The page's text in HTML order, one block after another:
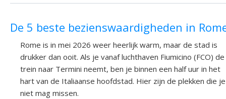
De 5 beste bezienswaardigheden in
Rome is in mei 2026 weer heerlijk warm, maar de stad is
drukker dan ooit. Als je vanaf luchthaven Fiumicino (FCO) de
trein naar Termini neemt, ben je binnen een half uur in het
hart van de Italiaanse hoofdstad. Hier zijn de plekken die je
niet mag missen.